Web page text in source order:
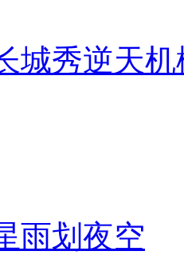
城秀逆天机
雨划夜空